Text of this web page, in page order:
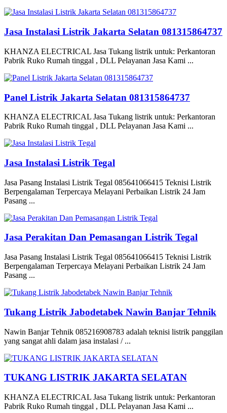
Jasa Instalasi Listrik Jakarta Selatan 081315864737
KHANZA ELECTRICAL Jasa Tukang listrik untuk: Perkantoran
Pabrik Ruko Rumah tinggal , DLL Pelayanan Jasa Kami ...
Panel Listrik Jakarta Selatan 081315864737
KHANZA ELECTRICAL Jasa Tukang listrik untuk: Perkantoran
Pabrik Ruko Rumah tinggal , DLL Pelayanan Jasa Kami ...
Jasa Instalasi Listrik Tegal
Jasa Pasang Instalasi Listrik Tegal 085641066415 Teknisi Listrik
Berpengalaman Terpercaya Melayani Perbaikan Listrik 24 Jam
Pasang ...
Jasa Perakitan Dan Pemasangan Listrik Tegal
Jasa Pasang Instalasi Listrik Tegal 085641066415 Teknisi Listrik
Berpengalaman Terpercaya Melayani Perbaikan Listrik 24 Jam
Pasang ...
Tukang Listrik Jabodetabek Nawin Banjar Tehnik
Nawin Banjar Tehnik 085216908783 adalah teknisi listrik panggilan
yang sangat ahli dalam jasa instalasi / ...
TUKANG LISTRIK JAKARTA SELATAN
KHANZA ELECTRICAL Jasa Tukang listrik untuk: Perkantoran
Pabrik Ruko Rumah tinggal , DLL Pelayanan Jasa Kami ...